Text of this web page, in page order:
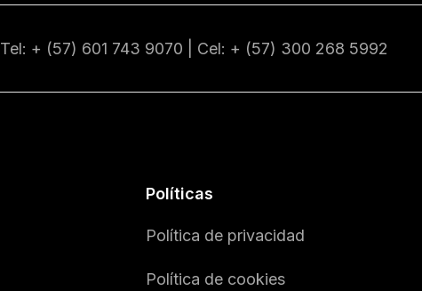
Tel: + (57) 601 743 9070 | Cel: + (57) 300 268 5992
Políticas
Política de privacidad
Política de cookies